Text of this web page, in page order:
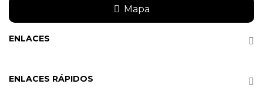
Mapa
ENLACES
ENLACES RÁPIDOS